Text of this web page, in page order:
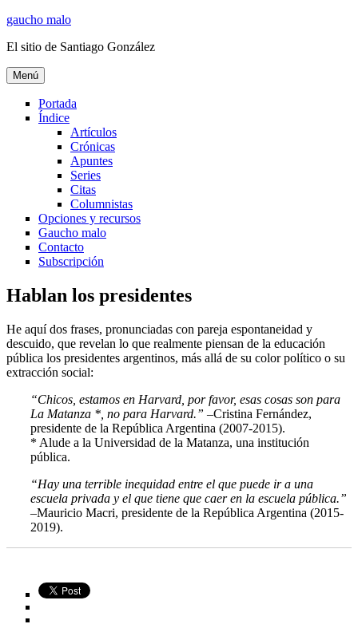
Ir
contenido
gaucho malo
El sitio de Santiago González
Menú
Portada
Índice
Artículos
Crónicas
Apuntes
Series
Citas
Columnistas
Opciones y recursos
Gaucho malo
Contacto
Subscripción
Hablan los presidentes
He aquí dos frases, pronunciadas con pareja espontaneidad y
descuido, que revelan lo que realmente piensan de la educación
pública los presidentes argentinos, más allá de su color político o su
extracción social:
“Chicos, estamos en Harvard, por favor, esas cosas son para
La Matanza *, no para Harvard.” –Cristina Fernández,
presidente de la República Argentina (2007-2015).
* Alude a la Universidad de la Matanza, una institución
pública.
“Hay una terrible inequidad entre el que puede ir a una
escuela privada y el que tiene que caer en la escuela pública.”
–Mauricio Macri, presidente de la República Argentina (2015-
2019).